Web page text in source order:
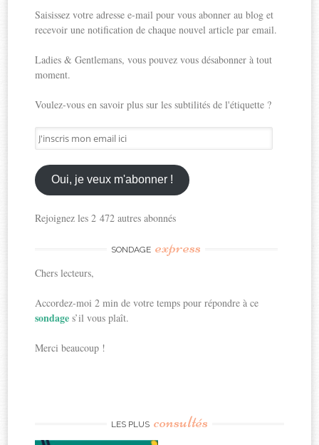
Saisissez votre adresse e-mail pour vous abonner au blog et
recevoir une notification de chaque nouvel article par email.
Ladies & Gentlemans, vous pouvez vous désabonner à tout
moment.
Voulez-vous en savoir plus sur les subtilités de l'étiquette ?
J'inscris
mon
email
ici
Oui, je veux m'abonner !
Rejoignez les 2 472 autres abonnés
SONDAGE express
Chers lecteurs,
Accordez-moi 2 min de votre temps pour répondre à ce
sondages’il vous plaît.
Merci beaucoup !
LES PLUS consultés